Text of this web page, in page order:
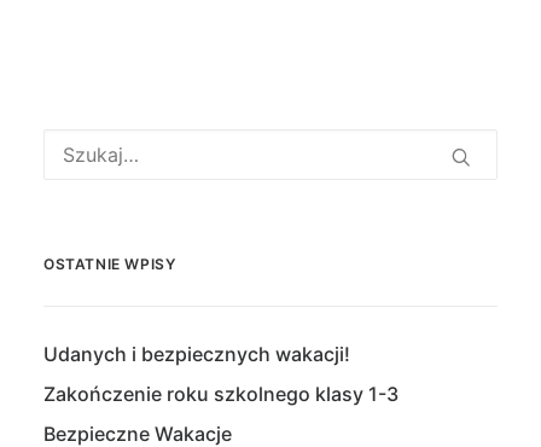
OSTATNIE WPISY
Udanych i bezpiecznych wakacji!
Zakończenie roku szkolnego klasy 1-3
Bezpieczne Wakacje